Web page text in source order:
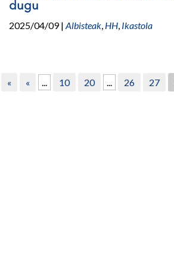
dugu
2025/04/09| Albisteak, HH, Ikastola
« « ... 10 20 ... 26 27